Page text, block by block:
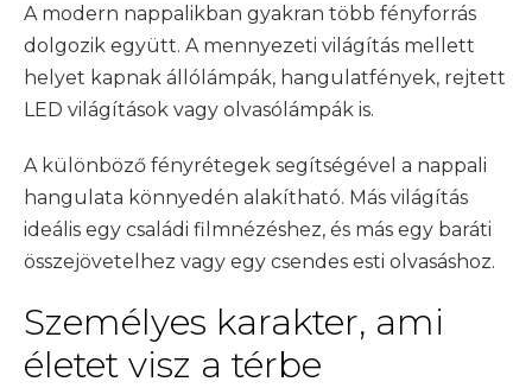
A modern nappalikban gyakran több fényforrás
dolgozik együtt. A mennyezeti világítás mellett
helyet kapnak állólámpák, hangulatfények, rejtett
LED világítások vagy olvasólámpák is.
A különböző fényrétegek segítségével a nappali
hangulata könnyedén alakítható. Más világítás
ideális egy családi filmnézéshez, és más egy baráti
összejövetelhez vagy egy csendes esti olvasáshoz.
Személyes karakter, ami
életet visz a térbe